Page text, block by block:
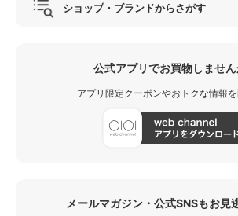
ショップ・ブランドからさがす
公式アプリでお買物しません
アプリ限定クーポンやおトクな情報を
メールマガジン・公式SNSもお見